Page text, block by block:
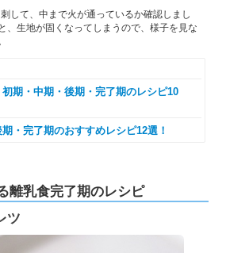
して、中まで火が通っているか確認しまし
、生地が固くなってしまうので、様子を見な
初期・中期・後期・完了期のレシピ10
期・完了期のおすすめレシピ12選！
離乳食完了期のレシピ
ツ